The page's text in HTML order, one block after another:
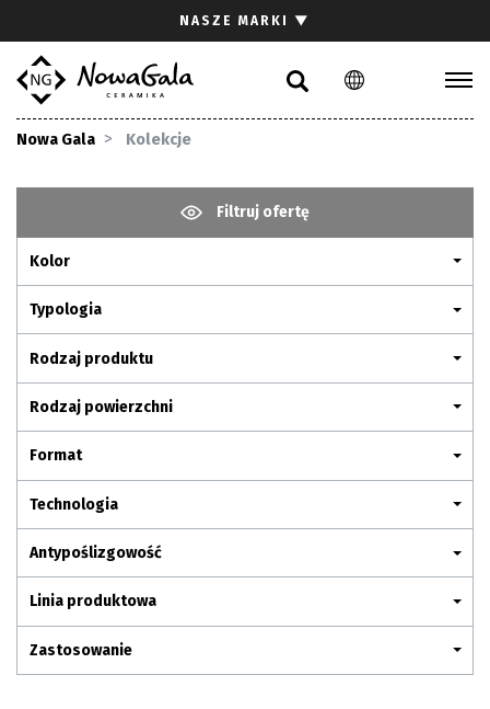
PL EN
NASZE MARKI ▼
Nowa Gala Kolekcje
Filtruj ofertę
Kolor
Typologia
Rodzaj produktu
Rodzaj powierzchni
Format
Technologia
Antypoślizgowość
Linia produktowa
Zastosowanie
Gdzie kupić
Pliki do pobrania
Pytania i odpowiedzi
Kariera
Kontakt
Komunikacja z akcjonariuszami